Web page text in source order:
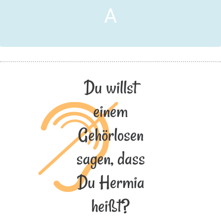
A
Du willst
einem
Gehörlosen
sagen, dass
Du Hermia
heißt?